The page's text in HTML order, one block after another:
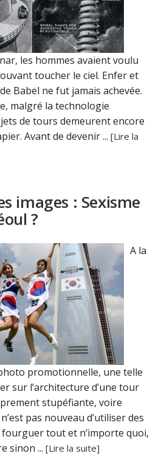
les hommes avaient voulu
toucher le ciel. Enfer et
Babel ne fut jamais achevée.
malgré la technologie
de tours demeurent encore
Avant de devenir ...[Lire la
images : Sexisme
?
A la
promotionnelle, une telle
sur l’architecture d’une tour
stupéfiante, voire
pas nouveau d’utiliser des
tout et n’importe quoi,
sinon ...[Lire la suite]